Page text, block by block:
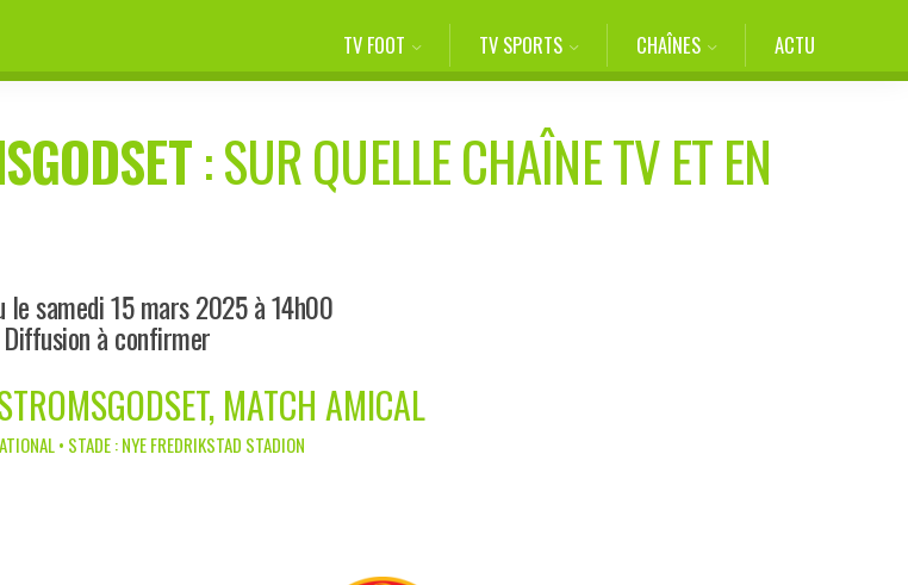
TV FOOT TV SPORTS CHAÎNES ACTU
: SUR QUELLE CHAÎNE TV ET EN
le samedi 15 mars 2025 à 14h00
Diffusion à confirmer
MATCH AMICAL
• STADE : NYE FREDRIKSTAD STADION